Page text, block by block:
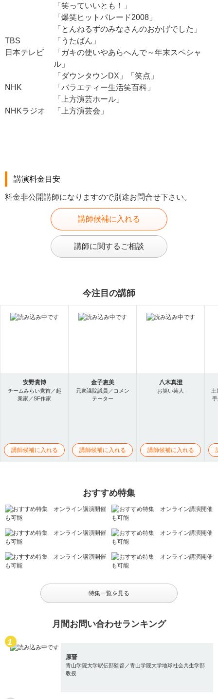
「笑っていいとも！」
「爆笑ヒットパレード2008」
「とんねるずのみなさんのおかげでした」
TBS
「うたばん」
日本テレビ
「ガキの使いやあらへんで～年末スペシャ
ル」
「ダウンタウンDX」「笑点」
NHK
「バラエティー生活笑百科」
「上方演芸ホール」
NHKラジオ
「上方演芸会」
講演料金目安
料金非公開講師になりますので別途お問合せ下さい。
講師候補に入れる
講師に関するご相談
今注目の講師
安野貴博
チームみらい党首／起
業家／SF作家
講師候補に入れる
金子恵美
元衆議院議員／コメン
テーター
講師候補に入れる
八木真澄
お笑い芸人
講師候補に入れる
土
おすすめ特集
特集一覧を見る
月間お問い合わせランキング
原晋
青山学院大学駅伝部監督／青山学院大学地球社会共生学部
教授